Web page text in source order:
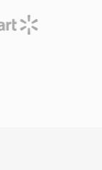
ティブマ
。ピーク